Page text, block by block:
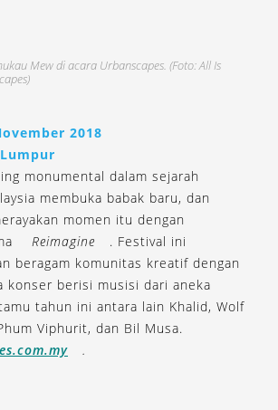
Mew di acara Urbanscapes. (Foto: All Is
2018
monumental dalam sejarah
membuka babak baru, dan
momen itu dengan
Reimagine
. Festival ini
beragam komunitas kreatif dengan
konser berisi musisi dari aneka
tahun ini antara lain Khalid, Wolf
Viphurit, dan Bil Musa.
.